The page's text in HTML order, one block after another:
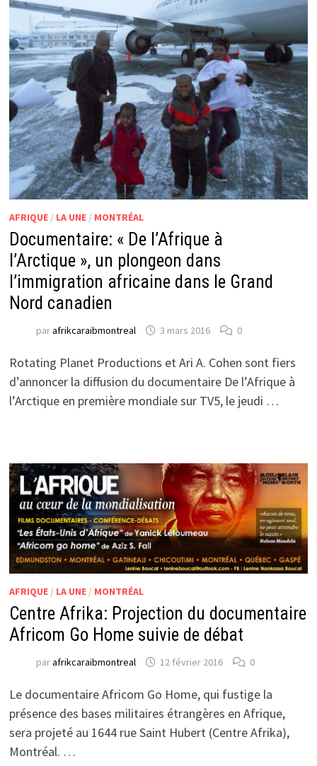
AFRIQUE/ LA UNE/ MONTRÉAL
Documentaire: « De l’Afrique à
l’Arctique », un plongeon dans
l’immigration africaine dans le Grand
Nord canadien
parafrikcaraibmontreal 3 mars 2016 0
Rotating Planet Productions et Ari A. Cohen sont fiers
d’annoncer la diffusion du documentaire De l’Afrique à
l’Arctique en première mondiale sur TV5, le jeudi …
AFRIQUE/ LA UNE/ MONTRÉAL
Centre Afrika: Projection du documentaire
Africom Go Home suivie de débat
parafrikcaraibmontreal 12 février 2016 0
Le documentaire Africom Go Home, qui fustige la
présence des bases militaires étrangères en Afrique,
sera projeté au 1644 rue Saint Hubert (Centre Afrika),
Montréal. …